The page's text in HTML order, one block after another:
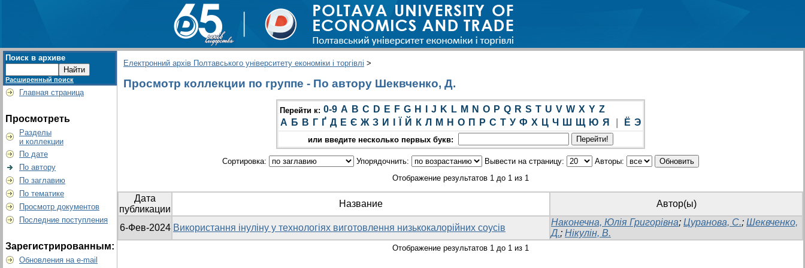
Поиск в архиве
Расширенный поиск
Главная страница
Просмотреть
Разделы
и коллекции
По дате
По автору
По заглавию
По тематике
Просмотр документов
Последние поступления
Зарегистрированным:
Обновления на e-mail
Електронний архів Полтавського університету економіки і торгівлі >
Просмотр коллекции по группе - По автору Шеквченко, Д.
Перейти к: 0-9 A B C D E F G H J K L M N O P Q R S T U V W X Y Z
А Б В Г Ґ Д Е Є Ж З И Й К Л М Н О П Р С Т У Ф Х Ц Ч Ш Щ Ю Я Ё Э
или введите несколько первых букв:
Сортировка: Упорядочнить: Вывести на страницу:
Авторы:
Отображение результатов 1 до 1 из 1
Дата
публикации
Название Автор(ы)
6-Фев-2024 Використання інуліну у технологіях виготовлення низькокалорійних соусів
Наконечна, Юлія Григорівна; Цуранова, С.; Шеквченко,
Д.; Нікулін, В.
Отображение результатов 1 до 1 из 1